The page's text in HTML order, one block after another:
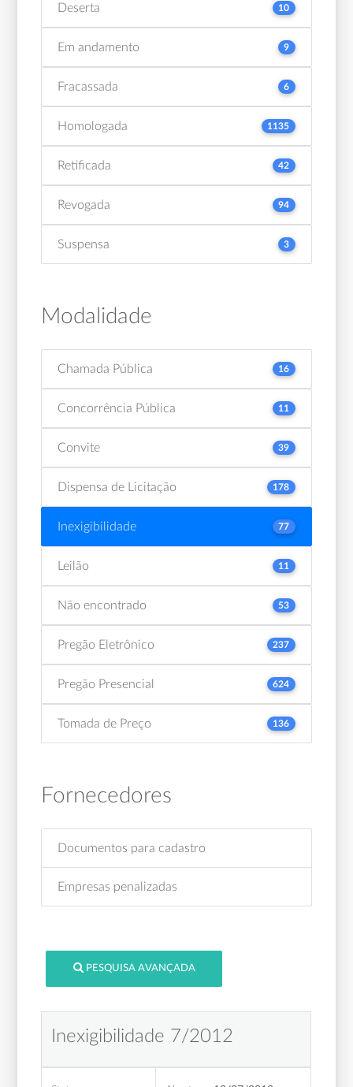
Deserta 10
Em andamento 9
Fracassada 6
Homologada 1135
Retificada 42
Revogada 94
Suspensa 3
Modalidade
Chamada Pública 16
Concorrência Pública 11
Convite 39
Dispensa de Licitação 178
Inexigibilidade 77
Leilão 11
Não encontrado 53
Pregão Eletrônico 237
Pregão Presencial 624
Tomada de Preço 136
Fornecedores
Documentos para cadastro
Empresas penalizadas
PESQUISA AVANÇADA
Inexigibilidade 7/2012